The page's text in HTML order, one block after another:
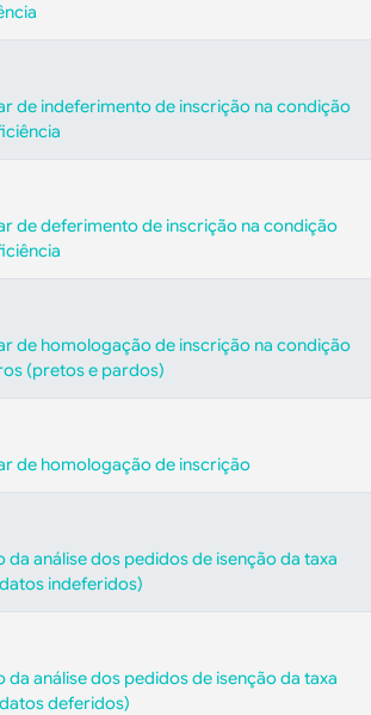
de indeferimento de inscrição na condição
de deferimento de inscrição na condição
de homologação de inscrição na condição
(pretos e pardos)
de homologação de inscrição
da análise dos pedidos de isenção da taxa
indeferidos)
da análise dos pedidos de isenção da taxa
deferidos)